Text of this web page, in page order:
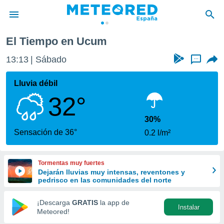
de
por
se
calidad.
a este
las
y
forma
digital
basada
El Tiempo en Ucum
13:13 Sábado ...
Lluvia débil
32°
Sensación de 36°
30%
0.2 l/m²
Tormentas muy fuertes
Dejarán lluvias muy intensas, reventones y
pedrisco en las comunidades del norte
¡Descarga GRATIS la app de
Meteored!
Instalar